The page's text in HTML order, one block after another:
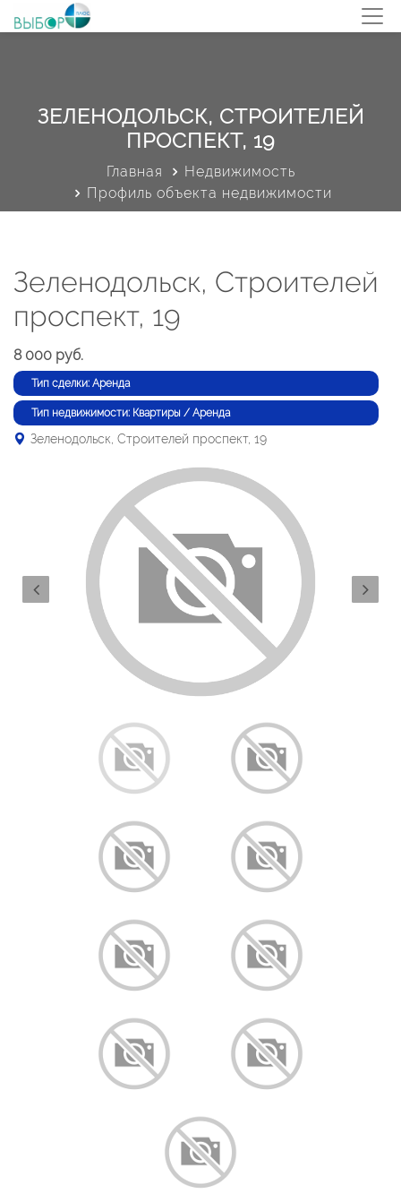
ЗЕЛЕНОДОЛЬСК, СТРОИТЕЛЕЙ
ПРОСПЕКТ, 19
Главная
Недвижимость
Профиль объекта недвижимости
Зеленодольск, Строителей
проспект, 19
8 000 руб.
Тип сделки: Аренда
Тип недвижимости: Квартиры / Аренда
Зеленодольск, Строителей проспект, 19